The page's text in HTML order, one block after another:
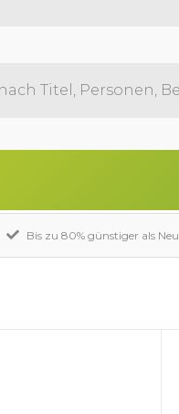
Bis zu 80% günstiger als Neu